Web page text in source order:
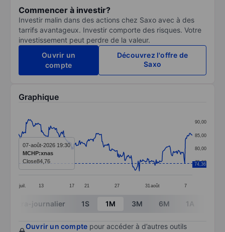
Commencer à investir?
Investir malin dans des actions chez Saxo avec à des
tarrifs avantageux. Investir comporte des risques. Votre
investissement peut perdre de la valeur.
Ouvrir un
compte
Découvrez l'offre de
Saxo
Graphique
Line chart with 299 data points.
The chart has 1 X axis displaying categories.
The chart has 1 Y axis displaying values. Data
juil. 13 17 21 27 31 août 7
75,00
80,00
85,00
90,00
74,36
07-août-2026 19:30
MCHP:xnas
Close84,76
End of interactive chart.
Intra-journalier 1S 1M 3M 6M 1A
Ouvrir un compte pour accéder à d’autres outils